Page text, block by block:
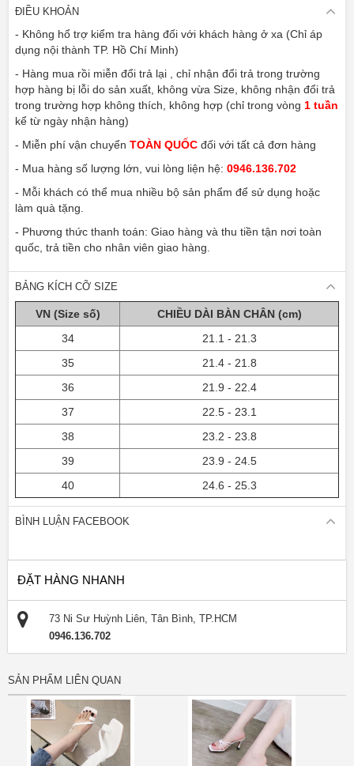
ĐIỀU KHOẢN
- Không hổ trợ kiểm tra hàng đối với khách hàng ở xa (Chỉ áp
dụng nội thành TP. Hồ Chí Minh)
- Hàng mua rồi miễn đổi trả lại , chỉ nhận đổi trả trong trường
hợp hàng bị lỗi do sản xuất, không vừa Size, không nhận đổi trả
trong trường hợp không thích, không hợp (chỉ trong vòng 1 tuần
kể từ ngày nhận hàng)
- Miễn phí vận chuyển TOÀN QUỐC đối với tất cả đơn hàng
- Mua hàng số lượng lớn, vui lòng liện hệ: 0946.136.702
- Mỗi khách có thể mua nhiều bộ sản phẩm để sử dụng hoặc
làm quà tặng.
- Phương thức thanh toán: Giao hàng và thu tiền tận nơi toàn
quốc, trả tiền cho nhân viên giao hàng.
BẢNG KÍCH CỠ SIZE
VN (Size số)
CHIỀU DÀI BÀN CHÂN (cm)
34
21.1 - 21.3
35
21.4 - 21.8
36
21.9 - 22.4
37
22.5 - 23.1
38
23.2 - 23.8
39
23.9 - 24.5
40
24.6 - 25.3
BÌNH LUẬN FACEBOOK
ĐẶT HÀNG NHANH
73 Ni Sư Huỳnh Liên, Tân Bình, TP.HCM
0946.136.702
SẢN PHẨM LIÊN QUAN